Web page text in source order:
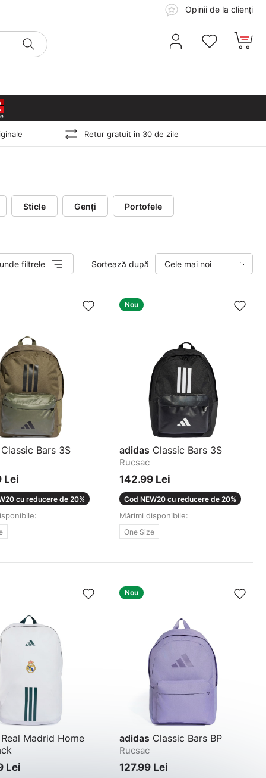
Opinii de la clienți
Retur gratuit în 30 de zile
Sticle Genți Portofele
filtrele Sortează după
Classic Bars 3S
Lei
cu reducere de 20%
Nou
adidas Classic Bars 3S
Rucsac
142.99 Lei
Cod NEW20 cu reducere de 20%
Mărimi disponibile:
One Size
Real Madrid Home
Lei
Nou
adidas Classic Bars BP
Rucsac
127.99 Lei